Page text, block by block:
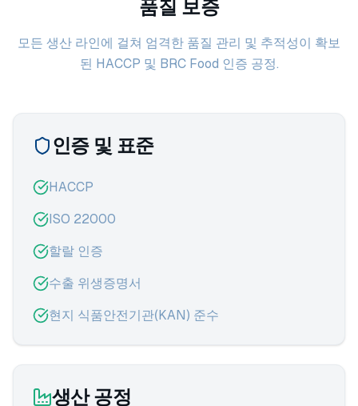
품질 보증
모든 생산 라인에 걸쳐 엄격한 품질 관리 및 추적성이 확보
된 HACCP 및 BRC Food 인증 공정.
인증 및 표준
HACCP
ISO 22000
할랄 인증
수출 위생증명서
현지 식품안전기관(KAN) 준수
생산 공정